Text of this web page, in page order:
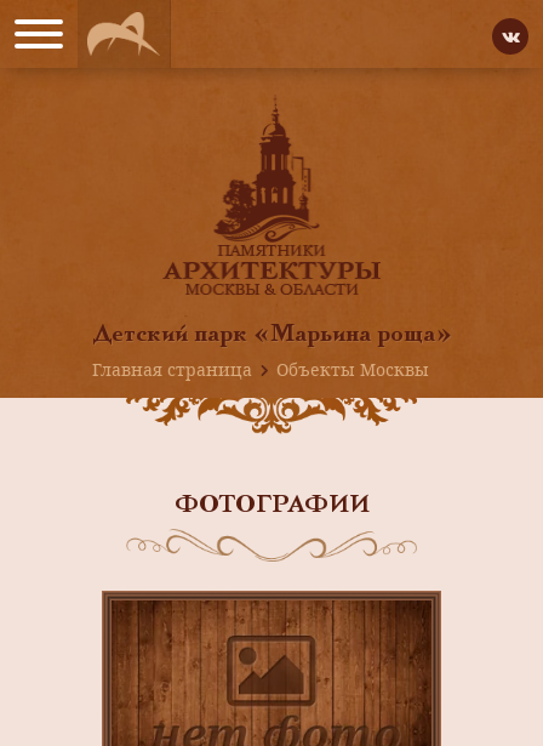
Детский парк «Марьина роща»
Главная страница
Объекты Москвы
ФОТОГРАФИИ